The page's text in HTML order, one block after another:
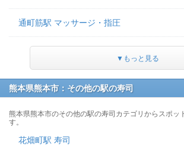
通町筋駅 マッサージ・指圧
▼もっと見る
熊本県熊本市：その他の駅の寿司
熊本県熊本市のその他の駅の寿司カテゴリからスポッ
す。
花畑町駅 寿司